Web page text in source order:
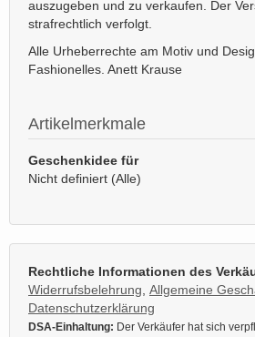
auszugeben und zu verkaufen. Der
strafrechtlich verfolgt.
Alle Urheberrechte am Motiv und
Fashionelles. Anett Krause
Artikelmerkmale
Geschenkidee für
Nicht definiert (Alle)
Rechtliche Informationen des
Widerrufsbelehrung, Allgemeine
Datenschutzerklärung
DSA-Einhaltung: Der Verkäufer hat sich